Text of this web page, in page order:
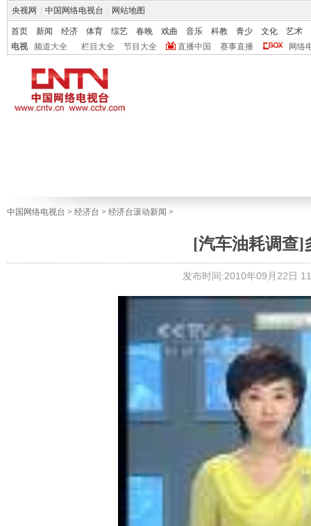
央视网 中国网络电视台 网站地图
首页 新闻 经济 体育 综艺 春晚 戏曲 音乐 科教 青少 文化
艺术
电视
频道大全 栏目大全 节目大全 直播中国 赛事直播 网络
中国网络电视台 > 经济台 > 经济台滚动新闻 >
[汽车油耗调查]
发布时间:2010年09月22日